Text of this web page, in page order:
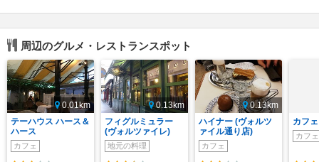
周辺のグルメ・レストランスポット
0.01km
テーハウス ハース＆
ハース
カフェ
0.13km
フィグルミュラー
(ヴォルツァイレ)
地元の料理
0.13km
ハイナー (ヴォルツ
ァイル通り店)
カフェ
カフ
カフェ